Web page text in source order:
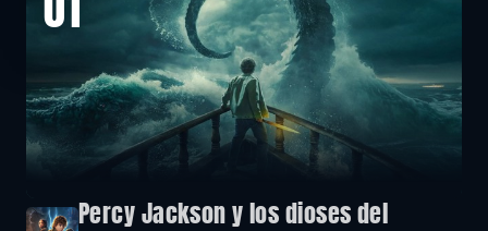
01
Percy Jackson y los dioses del